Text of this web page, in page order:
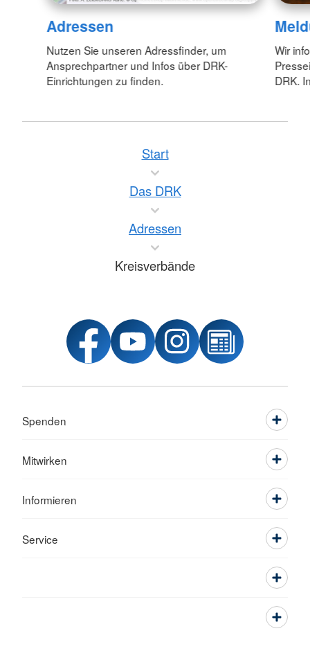
Adressen
Nutzen Sie unseren Adressfinder, um
Ansprechpartner und Infos über DRK-
Einrichtungen zu finden.
Wir
DRK.
Start
Das DRK
Adressen
Kreisverbände
Spenden
Mitwirken
Informieren
Service